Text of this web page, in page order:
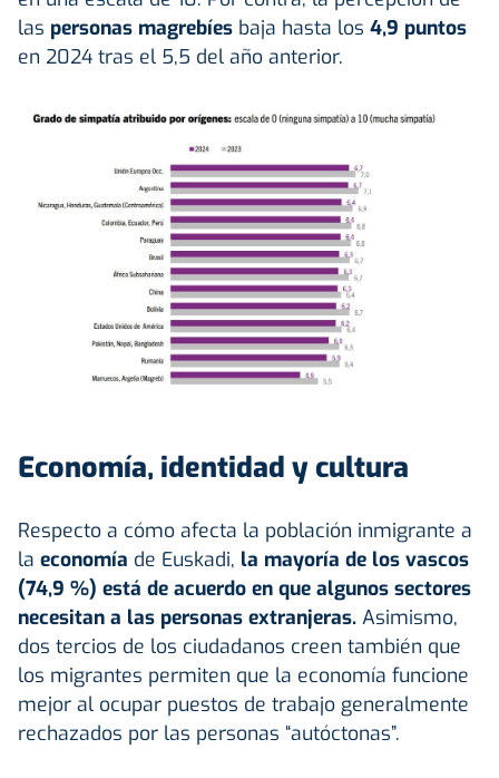
las personas magrebíes baja hasta los 4,9 puntos
en 2024 tras el 5,5 del año anterior.
Economía, identidad y cultura
Respecto a cómo afecta la población inmigrante a
la economía de Euskadi, la mayoría de los vascos
(74,9 %) está de acuerdo en que algunos sectores
necesitan a las personas extranjeras. Asimismo,
dos tercios de los ciudadanos creen también que
los migrantes permiten que la economía funcione
mejor al ocupar puestos de trabajo generalmente
rechazados por las personas “autóctonas”.